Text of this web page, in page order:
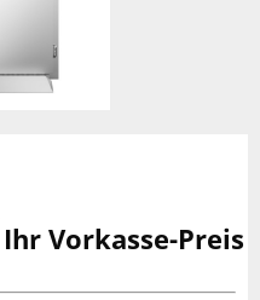
Ihr Vorkasse-Preis